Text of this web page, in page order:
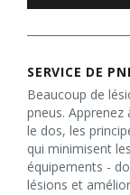
SERVICE DE
Beaucoup de
pneus.
le dos, les
qui minimisent
équipements -
lésions et